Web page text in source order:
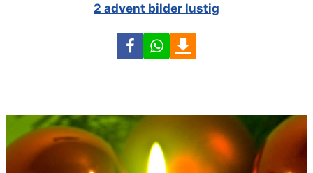
2 advent bilder lustig
FacebookWhatsApp